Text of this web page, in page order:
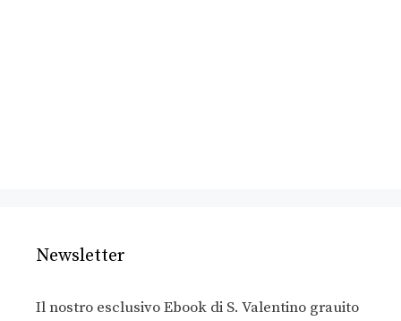
Newsletter
Il nostro esclusivo Ebook di S. Valentino grauito